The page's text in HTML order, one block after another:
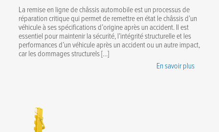
La remise en ligne de châssis automobile est un processus de
réparation critique qui permet de remettre en état le châssis d’un
véhicule à ses spécifications d’origine après un accident. Il est
essentiel pour maintenir la sécurité, l’intégrité structurelle et les
performances d’un véhicule après un accident ou un autre impact,
car les dommages structurels […]
En savoir plus